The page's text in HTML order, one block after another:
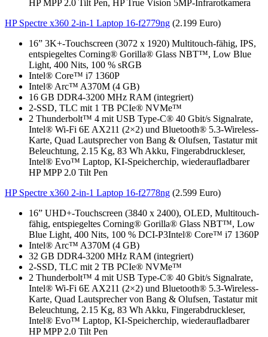
HP MPP 2.0 Tilt Pen, HP True Vision 5MP-Infrarotkamera
HP Spectre x360 2-in-1 Laptop 16-f2779ng (2.199 Euro)
16” 3K+-Touchscreen (3072 x 1920) Multitouch-fähig, IPS,
entspiegeltes Corning® Gorilla® Glass NBT™, Low Blue
Light, 400 Nits, 100 % sRGB
Intel® Core™ i7 1360P
Intel® Arc™ A370M (4 GB)
16 GB DDR4-3200 MHz RAM (integriert)
2-SSD, TLC mit 1 TB PCIe® NVMe™
2 Thunderbolt™ 4 mit USB Type-C® 40 Gbit/s Signalrate,
Intel® Wi-Fi 6E AX211 (2×2) und Bluetooth® 5.3-Wireless-
Karte, Quad Lautsprecher von Bang & Olufsen, Tastatur mit
Beleuchtung, 2.15 Kg, 83 Wh Akku, Fingerabdruckleser,
Intel® Evo™ Laptop, KI-Speicherchip, wiederaufladbarer
HP MPP 2.0 Tilt Pen
HP Spectre x360 2-in-1 Laptop 16-f2778ng (2.599 Euro)
16” UHD+-Touchscreen (3840 x 2400), OLED, Multitouch-
fähig, entspiegeltes Corning® Gorilla® Glass NBT™, Low
Blue Light, 400 Nits, 100 % DCI-P3Intel® Core™ i7 1360P
Intel® Arc™ A370M (4 GB)
32 GB DDR4-3200 MHz RAM (integriert)
2-SSD, TLC mit 2 TB PCIe® NVMe™
2 Thunderbolt™ 4 mit USB Type-C® 40 Gbit/s Signalrate,
Intel® Wi-Fi 6E AX211 (2×2) und Bluetooth® 5.3-Wireless-
Karte, Quad Lautsprecher von Bang & Olufsen, Tastatur mit
Beleuchtung, 2.15 Kg, 83 Wh Akku, Fingerabdruckleser,
Intel® Evo™ Laptop, KI-Speicherchip, wiederaufladbarer
HP MPP 2.0 Tilt Pen